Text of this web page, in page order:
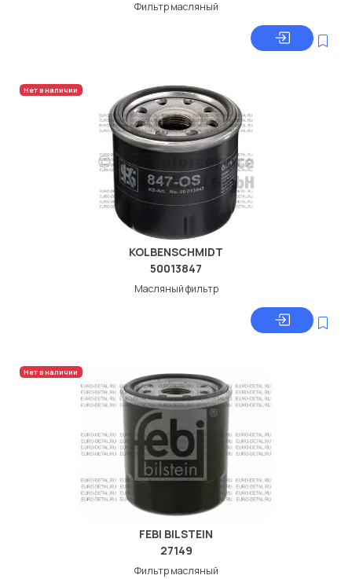
Фильтр масляный
Нет в наличии
KOLBENSCHMIDT
50013847
Масляный фильтр
Нет в наличии
FEBI BILSTEIN
27149
Фильтр масляный